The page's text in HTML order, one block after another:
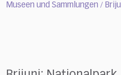
Museen und Sammlungen /